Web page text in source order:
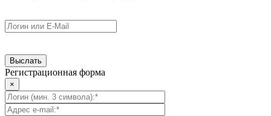
Регистрационная форма
×